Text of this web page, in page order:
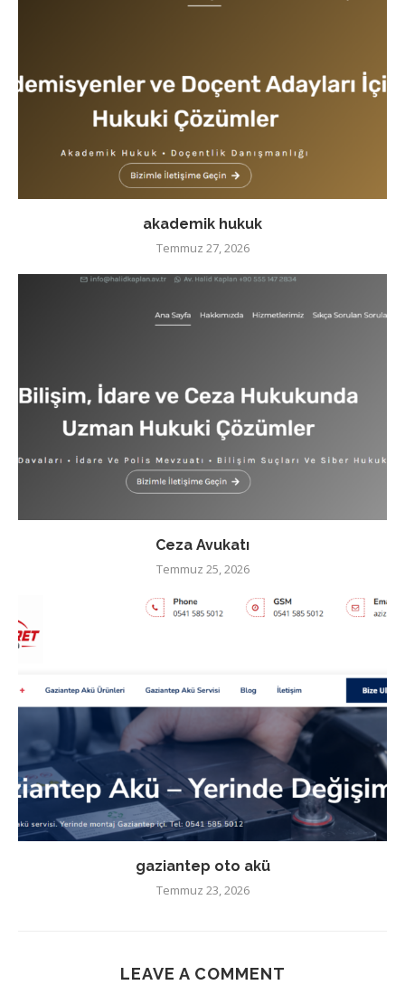
akademik hukuk
Temmuz 27, 2026
Ceza Avukatı
Temmuz 25, 2026
gaziantep oto akü
Temmuz 23, 2026
LEAVE A COMMENT